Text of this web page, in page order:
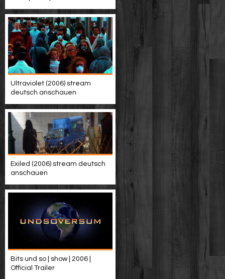
Ultraviolet (2006) stream
deutsch anschauen
Exiled (2006) stream deutsch
anschauen
Bits und so | show | 2006 |
Official Trailer